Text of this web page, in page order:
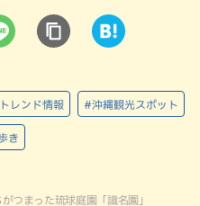
レンド情報 #沖縄観光スポット
き
がつまった琉球庭園「識名園」